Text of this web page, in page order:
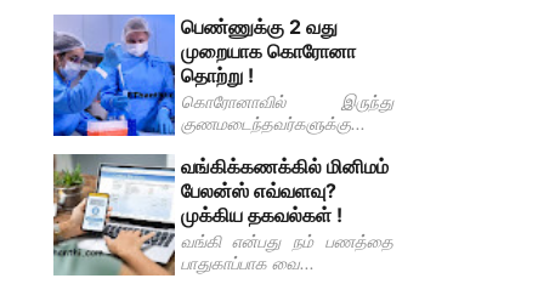
பெண்ணுக்கு 2 வது
முறையாக கொரோனா
தொற்று !
கொரோனாவில் இருந்து
குணமடைந்தவர்களுக்கு...
வங்கிக்கணக்கில் மினிமம்
பேலன்ஸ் எவ்வளவு?
முக்கிய தகவல்கள் !
வங்கி என்பது நம் பணத்தை
பாதுகாப்பாக வை...